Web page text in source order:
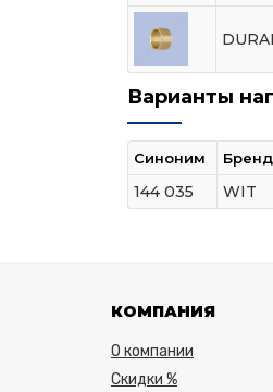
Варианты
Синоним Бренд
144 035 WIT
КОМПАНИЯ
О компании
Скидки %